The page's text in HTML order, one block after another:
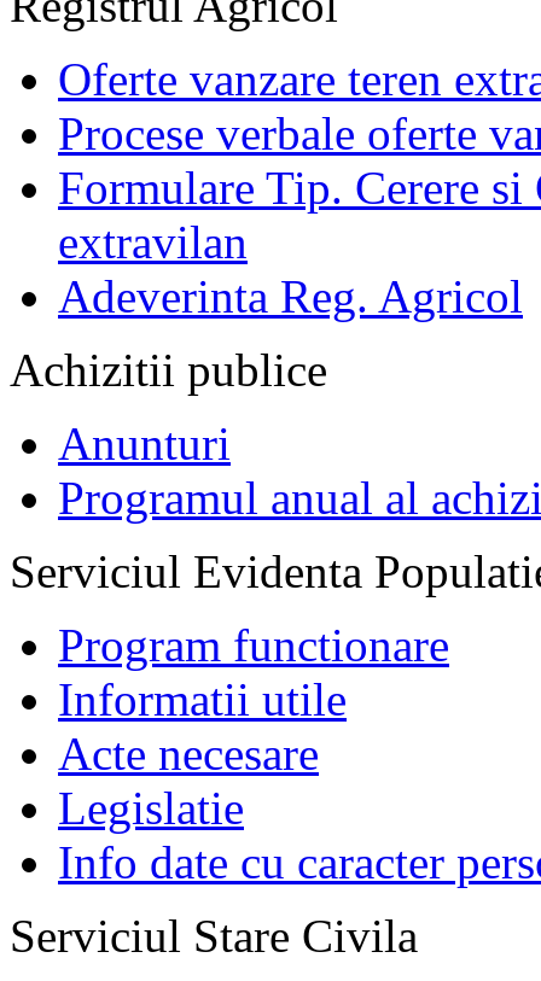
Oferte vanzare teren
Procese verbale oferte
Formulare Tip. Cerere si
extravilan
Adeverinta Reg. Agricol
Achizitii publice
Anunturi
Programul anual al
Serviciul Evidenta
Program functionare
Informatii utile
Acte necesare
Legislatie
Info date cu caracter
Serviciul Stare Civila